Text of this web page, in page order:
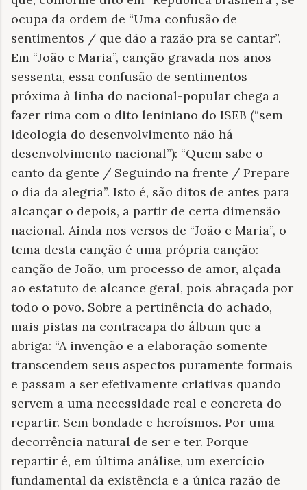
ocupa da ordem de “Uma confusão de
sentimentos / que dão a razão pra se cantar”.
Em “João e Maria”, canção gravada nos anos
sessenta, essa confusão de sentimentos
próxima à linha do nacional-popular chega a
fazer rima com o dito leniniano do ISEB (“sem
ideologia do desenvolvimento não há
desenvolvimento nacional”): “Quem sabe o
canto da gente / Seguindo na frente / Prepare
o dia da alegria”. Isto é, são ditos de antes para
alcançar o depois, a partir de certa dimensão
nacional. Ainda nos versos de “João e Maria”, o
tema desta canção é uma própria canção:
canção de João, um processo de amor, alçada
ao estatuto de alcance geral, pois abraçada por
todo o povo. Sobre a pertinência do achado,
mais pistas na contracapa do álbum que a
abriga: “A invenção e a elaboração somente
transcendem seus aspectos puramente formais
e passam a ser efetivamente criativas quando
servem a uma necessidade real e concreta do
repartir. Sem bondade e heroísmos. Por uma
decorrência natural de ser e ter. Porque
repartir é, em última análise, um exercício
fundamental da existência e a única razão de